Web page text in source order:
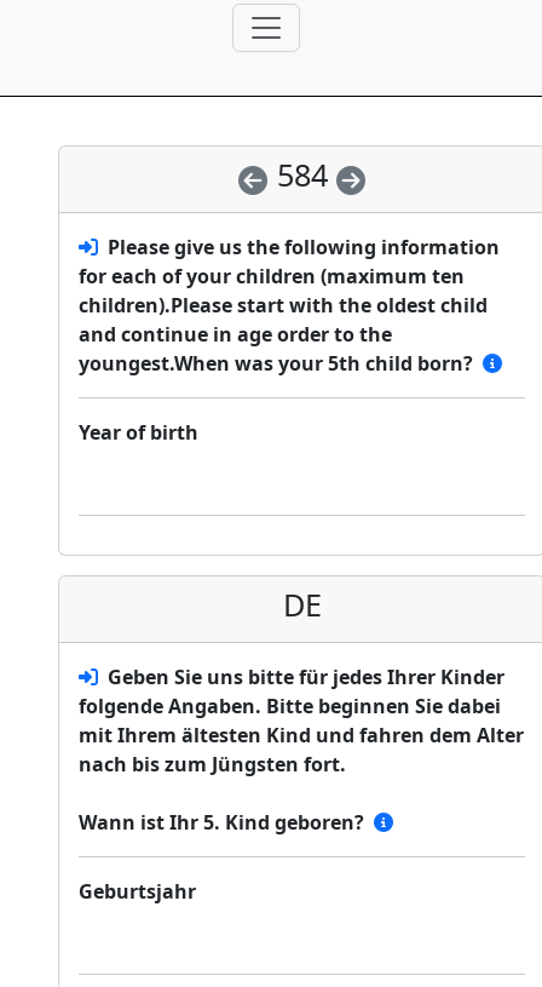
584
Please give us the following information
for each of your children (maximum ten
children).Please start with the oldest child
and continue in age order to the
youngest.When was your 5th child born?
Year of birth
DE
Geben Sie uns bitte für jedes Ihrer Kinder
folgende Angaben. Bitte beginnen Sie dabei
mit Ihrem ältesten Kind und fahren dem Alter
nach bis zum Jüngsten fort.
Wann ist Ihr 5. Kind geboren?
Geburtsjahr